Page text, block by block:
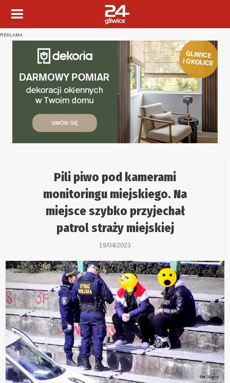
REKLAMA
Pili piwo pod kamerami
monitoringu miejskiego. Na
miejsce szybko przyjechał
patrol straży miejskiej
19/04/2023